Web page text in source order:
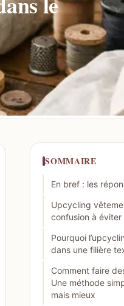
SOMMAIRE
En bref : les
Upcycling
confusion à éviter
Pourquoi
dans une filière
Comment faire
Une méthode
mais mieux